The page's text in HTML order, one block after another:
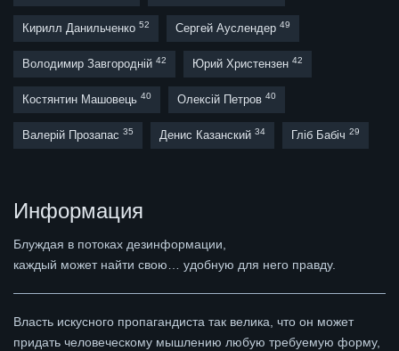
Кирилл Данильченко 52 Сергей Ауслендер 49
Володимир Завгородній 42 Юрий Христензен 42
Костянтин Машовець 40 Олексій Петров 40
Валерій Прозапас 35 Денис Казанский 34 Гліб Бабіч 29
Информация
Блуждая в потоках дезинформации,
каждый может найти свою… удобную для него правду.
Власть искусного пропагандиста так велика, что он может
придать человеческому мышлению любую требуемую форму,